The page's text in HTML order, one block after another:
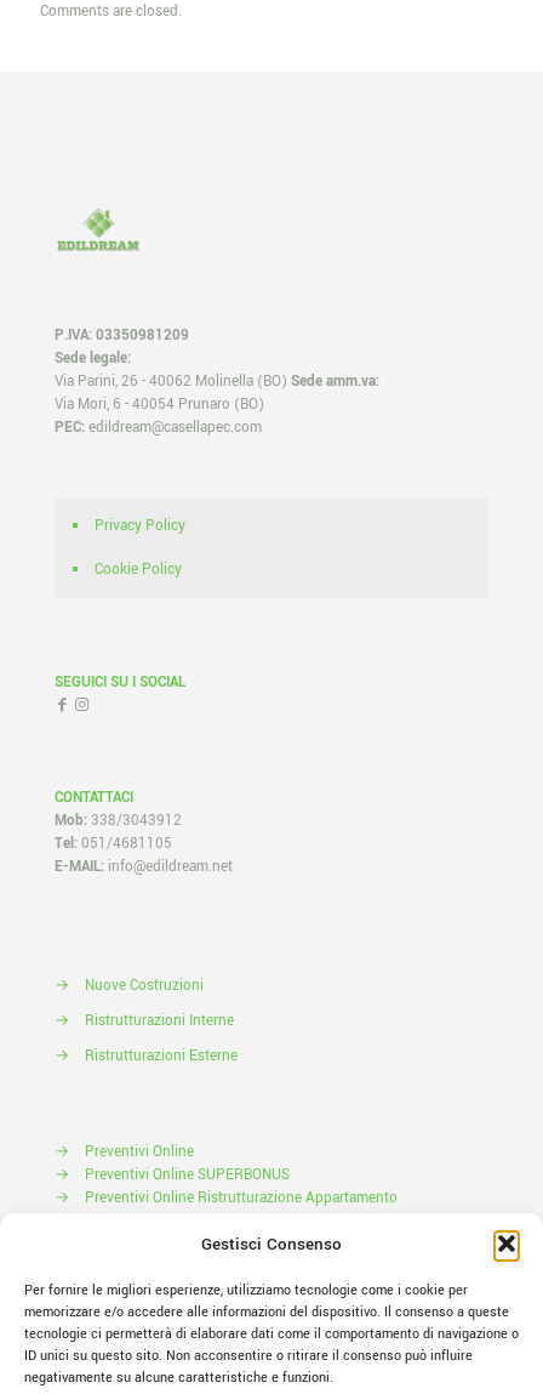
Gestisci Consenso
Per fornire le migliori esperienze, utilizziamo tecnologie come i cookie per
memorizzare e/o accedere alle informazioni del dispositivo. Il consenso a queste
tecnologie ci permetterà di elaborare dati come il comportamento di navigazione o
ID unici su questo sito. Non acconsentire o ritirare il consenso può influire
negativamente su alcune caratteristiche e funzioni.
Comments are closed.
P.IVA: 03350981209
Sede legale:
Via Parini, 26 - 40062 Molinella (BO) Sede amm.va:
Via Mori, 6 - 40054 Prunaro (BO)
PEC: edildream@casellapec.com
Privacy Policy
Cookie Policy
SEGUICI SU I SOCIAL
CONTATTACI
Mob: 338/3043912
Tel: 051/4681105
E-MAIL: info@edildream.net
→
Nuove Costruzioni
→
Ristrutturazioni Interne
→
Ristrutturazioni Esterne
→
Preventivi Online
→
Preventivi Online SUPERBONUS
→
Preventivi Online Ristrutturazione Appartamento
Prenota il tuo Sopralluogo